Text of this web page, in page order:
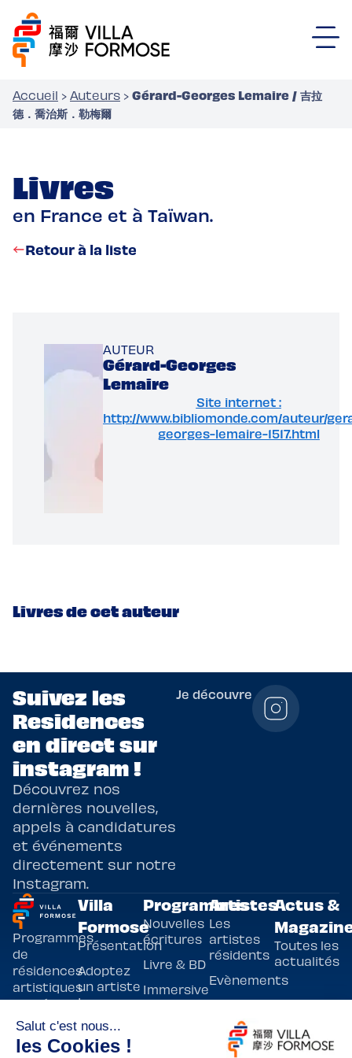
Accueil › Auteurs › Gérard-Georges Lemaire / 吉拉
德．喬治斯．勒梅爾
Livres
en France et à Taïwan.
Retour à la liste
AUTEUR
Gérard-Georges
Lemaire
Site internet :
http://www.bibliomonde.com/auteur/
georges-lemaire-1517.html
Livres de cet auteur
Suivez les
Residences
en direct sur
instagram !
Découvrez nos
dernières nouvelles,
appels à candidatures
et événements
directement sur notre
Instagram.
Je découvre
Programmes
de
résidences
artistiques
bilatérales,
entre la
France et
Taïwan.
Villa
Formose
Présentation
Adoptez
un artiste
!
Lieux de
résidence
Programmes
Nouvelles
écritures
Livre & BD
Immersive
Artistes
Les
artistes
résidents
Evènements
Actus &
Toutes les
actualités